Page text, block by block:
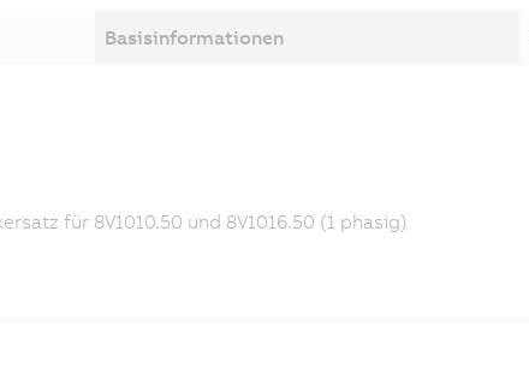
Basisinformationen
für 8V1010.50 und 8V1016.50 (1 phasig)